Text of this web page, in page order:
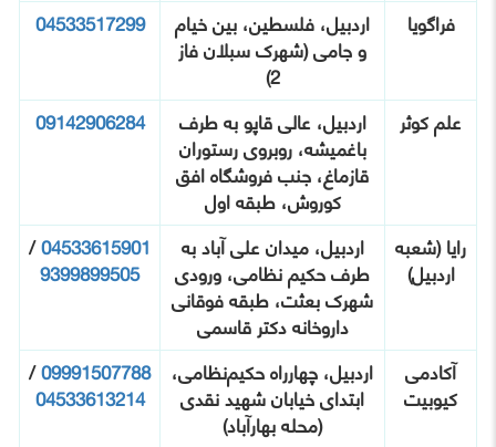
فراگویا
اردبیل، فلسطین، بین خیام
و جامی (شهرک سبلان فاز
2)
04533517299
علم کوثر اردبیل، عالی قاپو به طرف
باغمیشه، روبروی رستوران
قازماغ، جنب فروشگاه افق
کوروش، طبقه اول
09142906284
رایا (شعبه
اردبیل)
اردبیل، میدان علی آباد به
طرف حکیم نظامی، ورودی
شهرک بعثت، طبقه فوقانی
داروخانه دکتر قاسمی
04533615901
/
9399899505
آکادمی
کیوبیت
اردبیل، چهارراه حکیم‌نظامی،
ابتدای خیابان شهید نقدی
(محله بهارآباد)
09991507788
/
04533613214